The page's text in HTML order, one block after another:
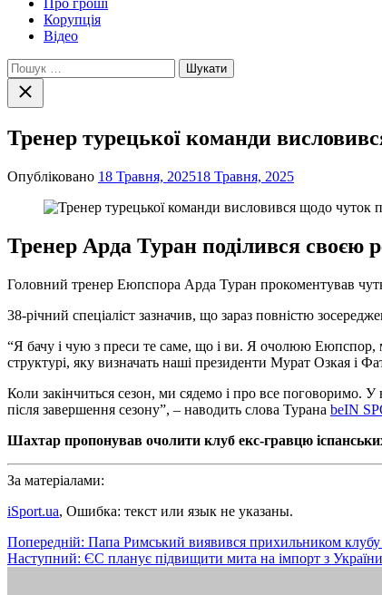
Про гроші
Корупція
Відео
Пошук:
Закрити
пошук
Тренер турецької команди
Опубліковано 18 Травня, 202518 Травня, 2025
Тренер Арда Туран поділився своєю
Головний тренер Еюпспора Арда Туран прокоментував
38-річний спеціаліст зазначив, що зараз повністю
“Я бачу і чую з преси те саме, що і ви. Я очолюю Еюпспор,
структурі, яку визначать наші президенти Мурат Озкая і
Коли закінчиться сезон, ми сядемо і про все
після завершення сезону”, – наводить слова Турана beIN
Шахтар пропонував очолити клуб екс-гравцю
За матеріалами:
iSport.ua, Ошибка: текст или язык не указаны.
Навігація
записів
Попередній: Папа Римський виявився прихильником клубу
Наступний: ЄС планує підвищити мита на імпорт з